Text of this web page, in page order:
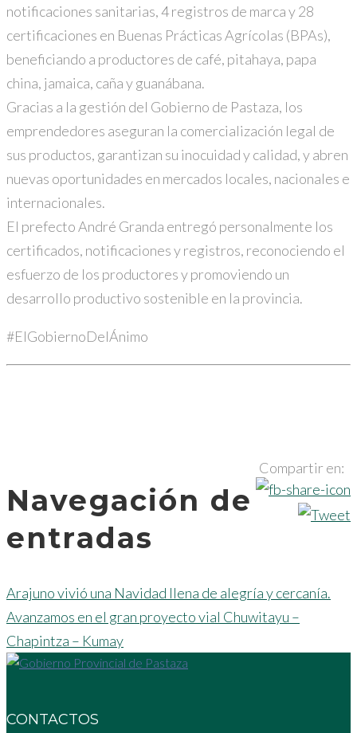
notificaciones sanitarias, 4 registros de marca y 28
certificaciones en Buenas Prácticas Agrícolas (BPAs),
beneficiando a productores de café, pitahaya, papa
china, jamaica, caña y guanábana.
Gracias a la gestión del Gobierno de Pastaza, los
emprendedores aseguran la comercialización legal de
sus productos, garantizan su inocuidad y calidad, y abren
nuevas oportunidades en mercados locales, nacionales e
internacionales.
El prefecto André Granda entregó personalmente los
certificados, notificaciones y registros, reconociendo el
esfuerzo de los productores y promoviendo un
desarrollo productivo sostenible en la provincia.
#ElGobiernoDelÁnimo
Compartir en:
Navegación de
entradas
Arajuno vivió una Navidad llena de alegría y cercanía.
Avanzamos en el gran proyecto vial Chuwitayu –
Chapintza – Kumay
CONTACTOS